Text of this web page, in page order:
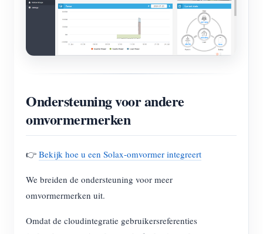
Ondersteuning voor andere
omvormermerken
👉 Bekijk hoe u een Solax-omvormer integreert
We breiden de ondersteuning voor meer
omvormermerken uit.
Omdat de cloudintegratie gebruikersreferenties